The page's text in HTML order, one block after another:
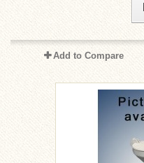
Add to Compare